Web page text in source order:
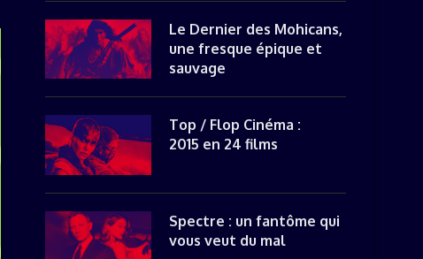
Le Dernier des Mohicans,
une fresque épique et
sauvage
Top / Flop Cinéma :
2015 en 24 films
Spectre : un fantôme qui
vous veut du mal